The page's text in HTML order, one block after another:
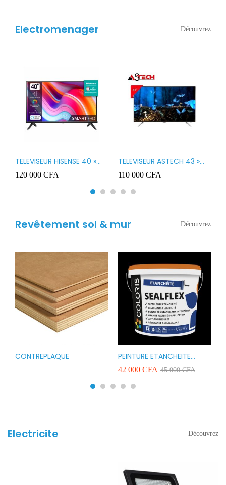
Electromenager Découvrez
TELEVISEUR HISENSE 40 »
LED SMART VIDAA 40A4K
120 000 CFA
TELEVISEUR ASTECH 43 »
LED 43OD15
110 000 CFA
Revêtement sol & mur Découvrez
CONTREPLAQUE
PEINTURE ETANCHEITE
COLORIS SEAFLEX 20KG
COULEUR ROUGE BLANC
VERT ET GRIS
42 000 CFA 45 000CFA
Electricite Découvrez